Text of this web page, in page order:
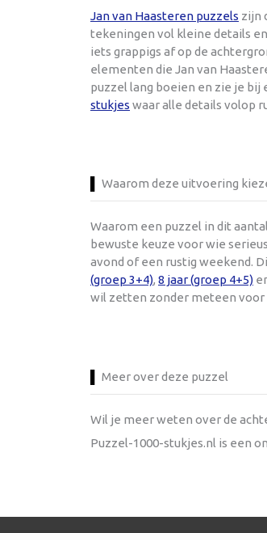
Jan van Haasteren puzzels zijn
tekeningen vol kleine details
iets grappigs af op de
elementen die Jan van
puzzel lang boeien en zie je
stukjes waar alle details volop
Waarom deze uitvoering
Waarom een puzzel in dit
bewuste keuze voor wie
avond of een rustig weekend.
(groep 3+4), 8 jaar (groep 4+5)
wil zetten zonder meteen voor
Meer over deze puzzel
Wil je meer weten over de
Puzzel-1000-stukjes.nl is een